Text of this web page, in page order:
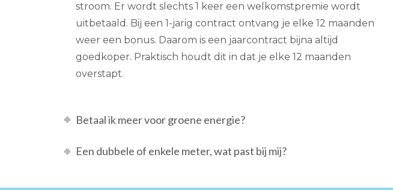
stroom. Er wordt slechts 1 keer een welkomstpremie wordt
uitbetaald. Bij een 1-jarig contract ontvang je elke 12 maanden
weer een bonus. Daarom is een jaarcontract bijna altijd
goedkoper. Praktisch houdt dit in dat je elke 12 maanden
overstapt.
Betaal ik meer voor groene energie?
Een dubbele of enkele meter, wat past bij mij?